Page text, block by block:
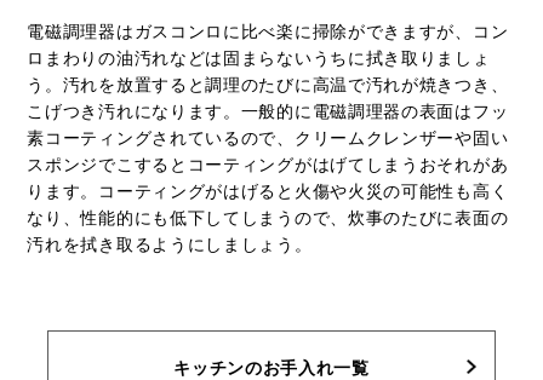
電磁調理器はガスコンロに比べ楽に掃除ができますが、コン
ロまわりの油汚れなどは固まらないうちに拭き取りましょ
う。汚れを放置すると調理のたびに高温で汚れが焼きつき、
こげつき汚れになります。一般的に電磁調理器の表面はフッ
素コーティングされているので、クリームクレンザーや固い
スポンジでこするとコーティングがはげてしまうおそれがあ
ります。コーティングがはげると火傷や火災の可能性も高く
なり、性能的にも低下してしまうので、炊事のたびに表面の
汚れを拭き取るようにしましょう。
キッチンのお手入れ一覧